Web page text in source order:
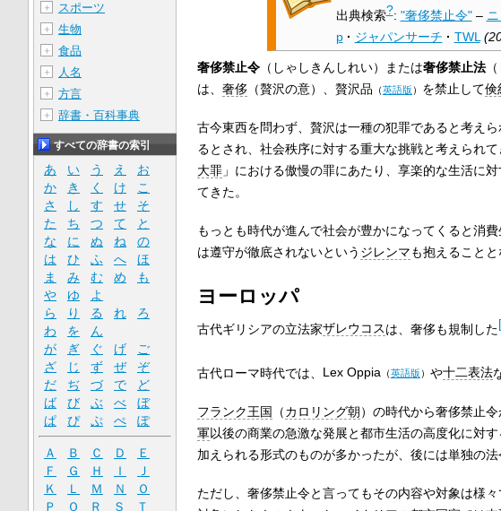
出典検索?: "奢侈禁止令"–
p · ジャパンサーチ · TWL (
奢侈禁止令（しゃしきんしれい）または奢侈禁止法（
は、 奢侈 （贅沢の意）、 贅沢品 （英語版） を禁止して倹
古今東西を問わず、贅沢は一種の犯罪であると考えら
るとされ、社会秩序に対する重大な挑戦と考えられて
大罪」における傲慢の罪にあたり、享楽的な生活に
てきた。
もっとも時代が進んで社会が豊かになってくると消
は遵守が徹底されないという ジレンマも抱えることと
ヨーロッパ
古代ギリシアの立法家ザレウコスは、奢侈も規制した[
古代ローマ時代では、 Lex Oppia （英語版） や十二表法
フランク王国 （カロリング朝）の時代から奢侈禁止
軍以後の商業の急激な発展と都市生活の高度化に対
加えられる形式のものが多かったが、後には単独の
ただし、奢侈禁止令と言ってもその内容や対象は様
＋ スポーツ
＋ 生物
＋ 食品
＋ 人名
＋ 方言
＋ 辞書・百科事典
すべての辞書の索引
あ い う え
お
か
き く け
こ
さ
し す せ
そ
た
ち つ て
と
な
に ぬ ね
の
は
ひ ふ へ
ほ
ま
み む め
も
や
ゆ
よ
ら
り る れ
ろ
わ
を
ん
が
ぎ ぐ げ
ご
ざ
じ ず ぜ
ぞ
だ
ぢ づ で
ど
ば
び ぶ べ
ぼ
ぱ
ぴ ぷ ぺ ぽ
Ａ Ｂ Ｃ Ｄ
Ｅ
Ｆ
Ｇ Ｈ Ｉ
Ｊ
Ｋ
Ｌ Ｍ Ｎ
Ｏ
Ｐ
Ｑ Ｒ Ｓ
Ｔ